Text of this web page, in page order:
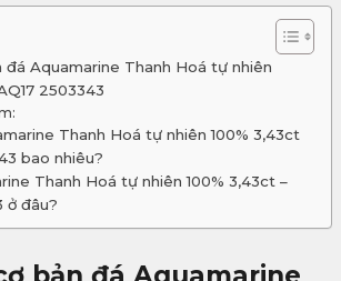
đá Aquamarine Thanh Hoá tự nhiên
2503343
Thanh Hoá tự nhiên 100% 3,43ct
bao nhiêu?
Thanh Hoá tự nhiên 100% 3,43ct –
ở đâu?